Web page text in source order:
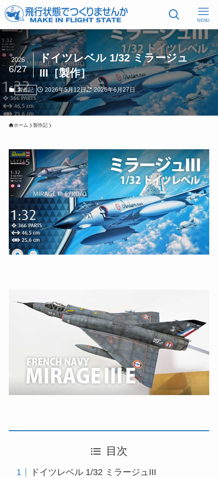
NENU
ドイツレベル 1/32 ミラージュ
III［製作］
2026
6/27
製作記 2026年5月12日 2026年6月27日
ホーム 製作記
目次
ドイツレベル 1/32 ミラージュIII